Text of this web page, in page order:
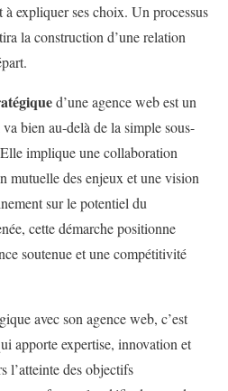
à expliquer ses choix. Un processus
la construction d’une relation
d’une agence web est un
bien au-delà de la simple sous-
implique une collaboration
mutuelle des enjeux et une vision
sur le potentiel du
cette démarche positionne
soutenue et une compétitivité
avec son agence web, c’est
apporte expertise, innovation et
l’atteinte des objectifs